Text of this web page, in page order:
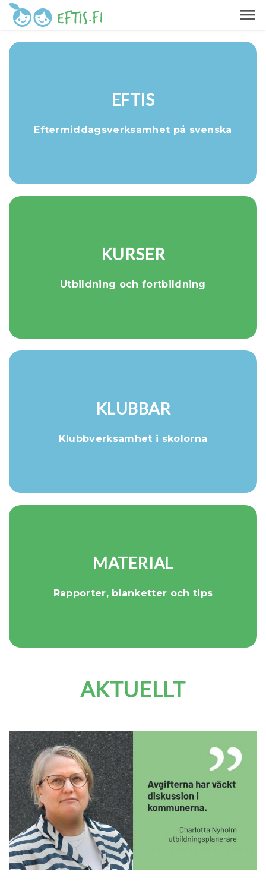
EFTIS
Eftermiddagsverksamhet på svenska
KURSER
Utbildning och fortbildning
KLUBBAR
Klubbverksamhet i skolorna
MATERIAL
Rapporter, blanketter och tips
AKTUELLT